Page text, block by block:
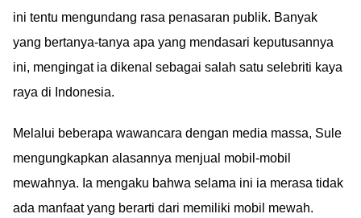
ini tentu mengundang rasa penasaran publik. Banyak
yang bertanya-tanya apa yang mendasari keputusannya
ini, mengingat ia dikenal sebagai salah satu selebriti kaya
raya di Indonesia.
Melalui beberapa wawancara dengan media massa, Sule
mengungkapkan alasannya menjual mobil-mobil
mewahnya. Ia mengaku bahwa selama ini ia merasa tidak
ada manfaat yang berarti dari memiliki mobil mewah.